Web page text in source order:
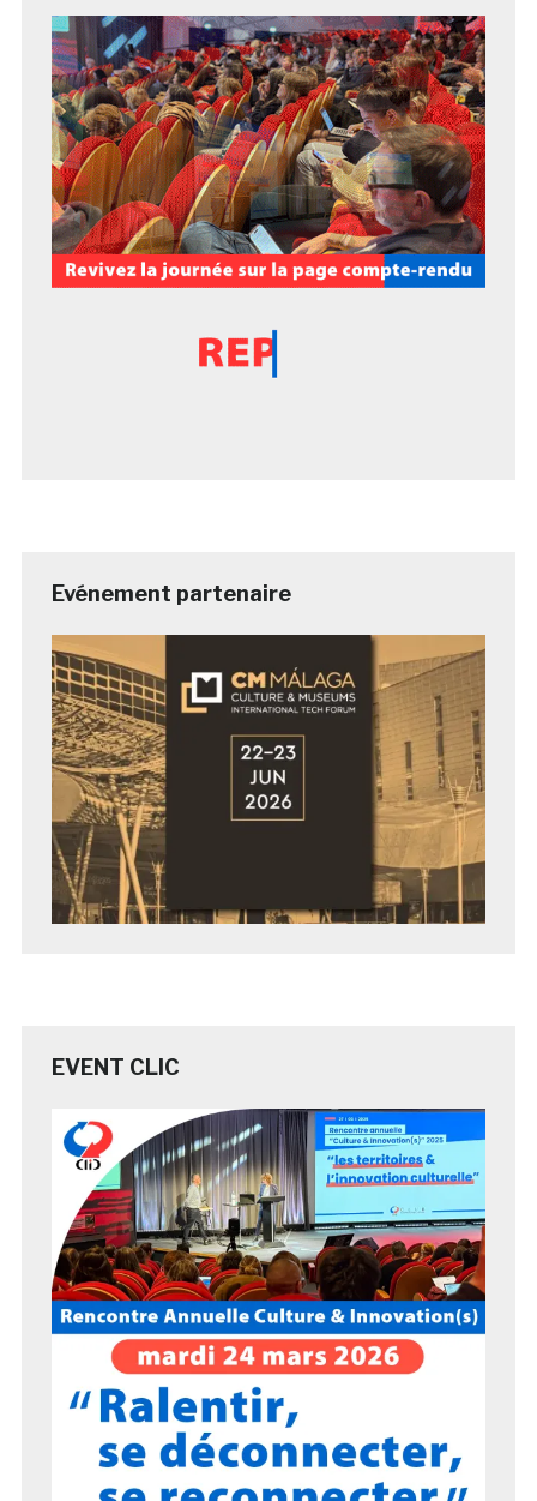
Evénement partenaire
EVENT CLIC